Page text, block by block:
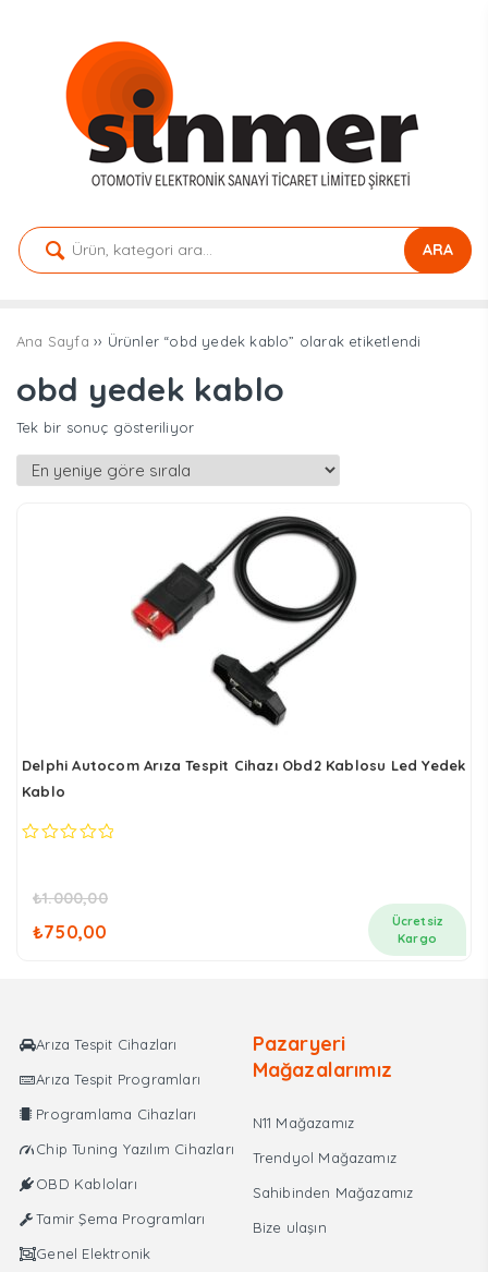
ARA
Ana Sayfa ›› Ürünler “obd yedek kablo” olarak etiketlendi
obd yedek kablo
Tek bir sonuç gösteriliyor
Delphi Autocom Arıza Tespit Cihazı Obd2 Kablosu Led Yedek
Kablo
₺1.000,00
Orijinal
fiyat:
₺750,00
Ücretsiz
Kargo
Arıza Tespit Cihazları
Arıza Tespit Programları
Programlama Cihazları
Chip Tuning Yazılım Cihazları
OBD Kabloları
Tamir Şema Programları
Genel Elektronik
Pazaryeri
Mağazalarımız
N11 Mağazamız
Trendyol Mağazamız
Sahibinden Mağazamız
Bize ulaşın